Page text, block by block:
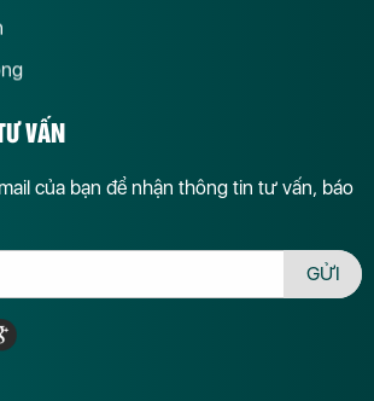
VẤN
của bạn để nhận thông tin tư vấn, báo
GỬI